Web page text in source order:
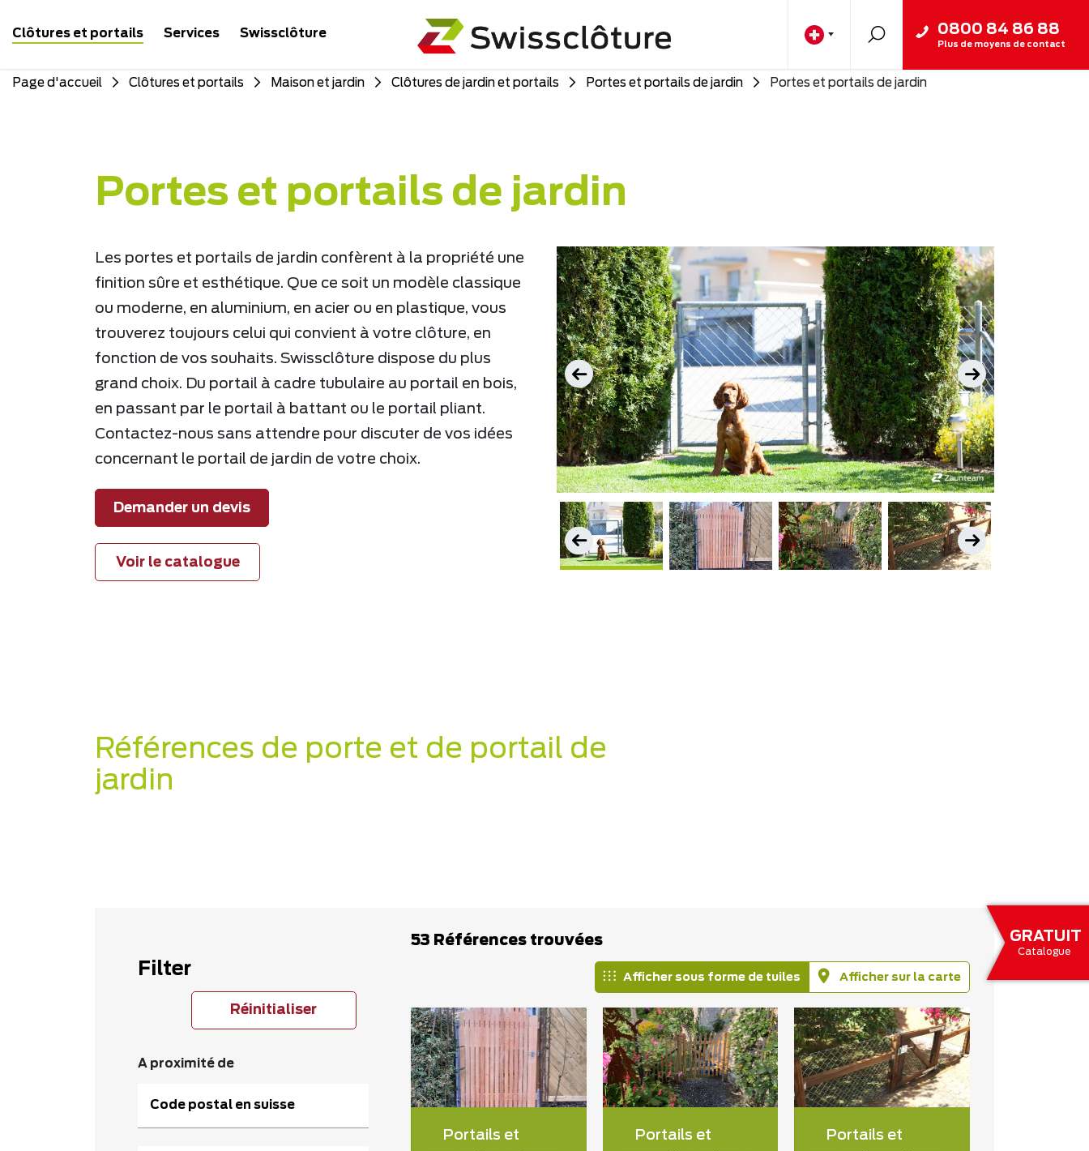
GRATUIT
Catalogue
Clôtures et portails Services Swissclôture 0800 84 86 88
Plus de moyens de contact
Page d'accueil Clôtures et portails Maison et jardin Clôtures de jardin et portails Portes et portails de jardin Portes et portails de jardin
Portes et portails de jardin
Les portes et portails de jardin confèrent à la propriété une
finition sûre et esthétique. Que ce soit un modèle classique
ou moderne, en aluminium, en acier ou en plastique, vous
trouverez toujours celui qui convient à votre clôture, en
fonction de vos souhaits. Swissclôture dispose du plus
grand choix. Du portail à cadre tubulaire au portail en bois,
en passant par le portail à battant ou le portail pliant.
Contactez-nous sans attendre pour discuter de vos idées
concernant le portail de jardin de votre choix.
Demander un devis
Voir le catalogue
Références de porte et de portail de
jardin
Filter
Réinitialiser
A proximité de
Code postal en suisse
53 Références trouvées
Afficher sous forme de tuiles Afficher sur la carte
Portails et
Portails et
Portails et